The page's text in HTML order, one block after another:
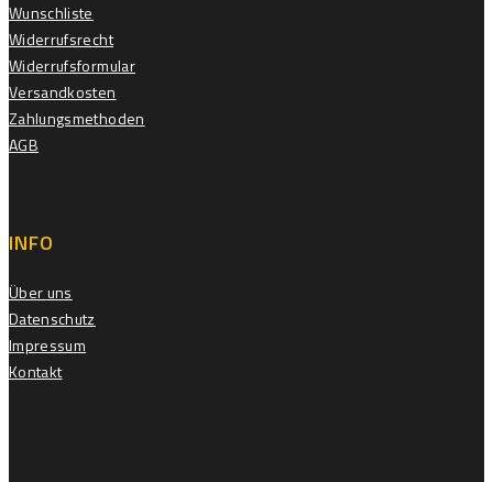
Wunschliste
Widerrufsrecht
Widerrufsformular
Versandkosten
Zahlungsmethoden
AGB
INFO
Über uns
Datenschutz
Impressum
Kontakt